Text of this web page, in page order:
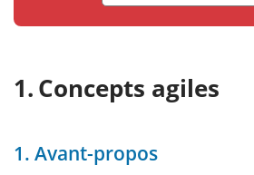
Concepts agiles
1. Avant-propos